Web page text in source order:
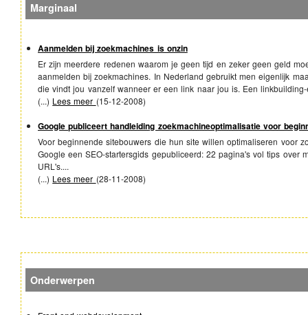
Marginaal
Aanmelden bij zoekmachines is onzin
Er zijn meerdere redenen waarom je geen tijd en zeker geen geld
aanmelden bij zoekmachines. In Nederland gebruikt men eigenlijk
die vindt jou vanzelf wanneer er een link naar jou is. Een linkbuilding-
(...) Lees meer (15-12-2008)
Google publiceert handleiding zoekmachineoptimalisatie voor
Voor beginnende sitebouwers die hun site willen optimaliseren voor
Google een SEO-startersgids gepubliceerd: 22 pagina's vol tips over
URL's....
(...) Lees meer (28-11-2008)
Onderwerpen